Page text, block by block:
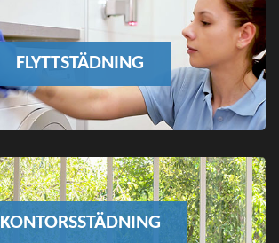
FLYTTSTÄDNING
KONTORSSTÄDNING